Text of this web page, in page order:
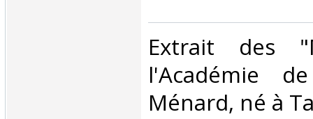
‎Extrait des
l'Académie
Ménard, né à